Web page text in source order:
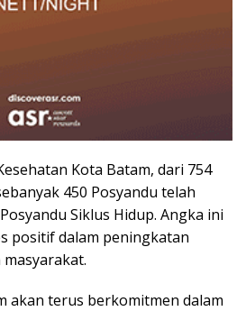
Kota Batam, dari 754
450 Posyandu telah
Siklus Hidup. Angka ini
positif dalam peningkatan
akan terus berkomitmen dalam